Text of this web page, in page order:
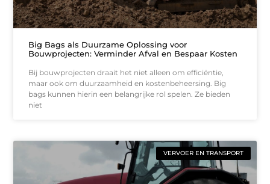
Big Bags als Duurzame Oplossing voor
Bouwprojecten: Verminder Afval en Bespaar Kosten
Bij bouwprojecten draait het niet alleen om efficiëntie,
maar ook om duurzaamheid en kostenbeheersing. Big
bags kunnen hierin een belangrijke rol spelen. Ze bieden
niet
VERVOER EN TRANSPORT